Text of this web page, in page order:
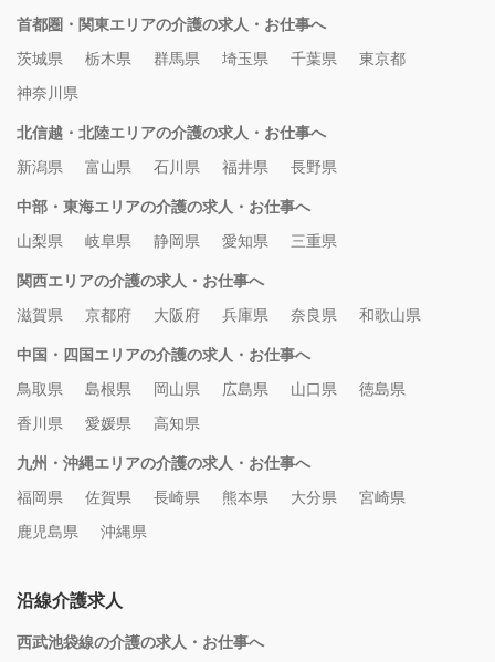
首都圏・関東エリアの介護の求人・お仕事へ
茨城県
栃木県 群馬県 埼玉県 千葉県
東京都
神奈川県
北信越・北陸エリアの介護の求人・お仕事へ
新潟県
富山県 石川県 福井県 長野県
中部・東海エリアの介護の求人・お仕事へ
山梨県
岐阜県 静岡県 愛知県 三重県
関西エリアの介護の求人・お仕事へ
滋賀県
京都府 大阪府 兵庫県 奈良県 和歌山県
中国・四国エリアの介護の求人・お仕事へ
鳥取県
島根県 岡山県 広島県 山口県
徳島県
香川県
愛媛県 高知県
九州・沖縄エリアの介護の求人・お仕事へ
福岡県
佐賀県 長崎県 熊本県 大分県
宮崎県
鹿児島県
沖縄県
沿線介護求人
西武池袋線の介護の求人・お仕事へ